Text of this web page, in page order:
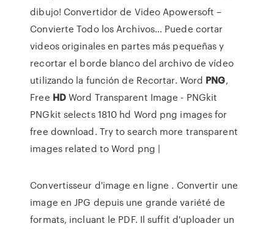
dibujo! Convertidor de Video Apowersoft –
Convierte Todo los Archivos… Puede cortar
videos originales en partes más pequeñas y
recortar el borde blanco del archivo de vídeo
utilizando la función de Recortar. Word PNG,
Free HDWord Transparent Image - PNGkit
PNGkit selects 1810 hd Word png images for
free download. Try to search more transparent
images related to Word png |
Convertisseur d'image en ligne . Convertir une
image en JPG depuis une grande variété de
formats, incluant le PDF. Il suffit d'uploader un